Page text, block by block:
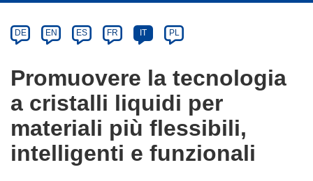
Category
Article
available
the
following
languages:
DE EN ES FR IT PL
Promuovere la tecnologia
a cristalli liquidi per
materiali più flessibili,
intelligenti e funzionali